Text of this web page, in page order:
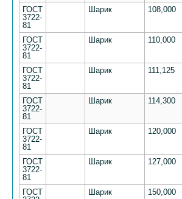
ГОСТ
3722-
81
Шарик 108,000
ГОСТ
3722-
81
Шарик 110,000
ГОСТ
3722-
81
Шарик 111,125
ГОСТ
3722-
81
Шарик 114,300
ГОСТ
3722-
81
Шарик 120,000
ГОСТ
3722-
81
Шарик 127,000
ГОСТ
Шарик 150,000